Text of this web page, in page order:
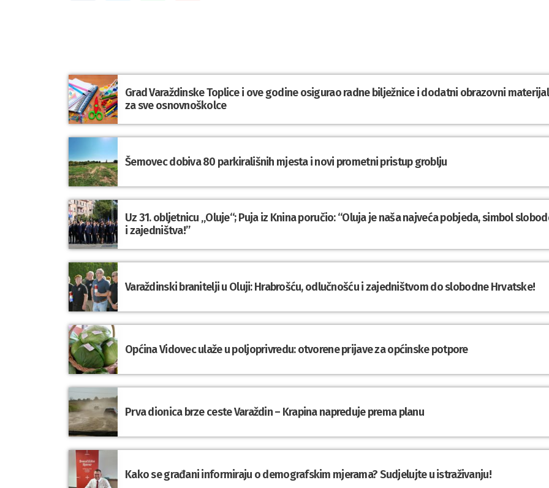
Grad Varaždinske Toplice i ove godine osigurao radne bilježnice i dodatni obrazovni materijal
za sve osnovnoškolce
Šemovec dobiva 80 parkirališnih mjesta i novi prometni pristup groblju
Uz 31. obljetnicu „Oluje“; Puja iz Knina poručio: “Oluja je naša najveća pobjeda, simbol
i zajedništva!”
Varaždinski branitelji u Oluji: Hrabrošću, odlučnošću i zajedništvom do slobodne Hrvatske!
Općina Vidovec ulaže u poljoprivredu: otvorene prijave za općinske potpore
Prva dionica brze ceste Varaždin – Krapina napreduje prema planu
Kako se građani informiraju o demografskim mjerama? Sudjelujte u istraživanju!